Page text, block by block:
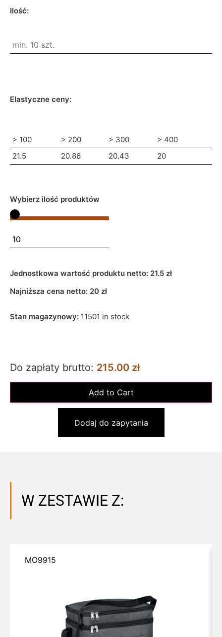
Ilość:
Elastyczne ceny:
> 100 > 200 > 300
> 400
21.5
20.86 20.43 20
Wybierz ilość produktów
Jednostkowa wartość produktu netto: 21.5 zł
Najniższa cena netto: 20 zł
Stan magazynowy: 11501 in stock
Do zapłaty brutto: 215.00 zł
Dodaj do zapytania
W ZESTAWIE Z:
MO9915